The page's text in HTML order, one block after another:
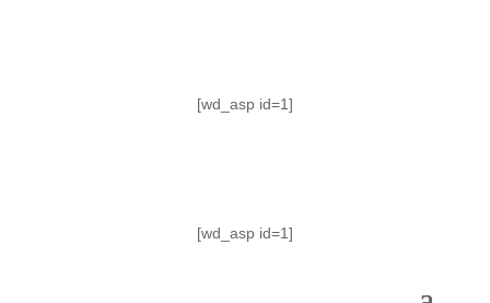
[wd_asp id=1]
[wd_asp id=1]